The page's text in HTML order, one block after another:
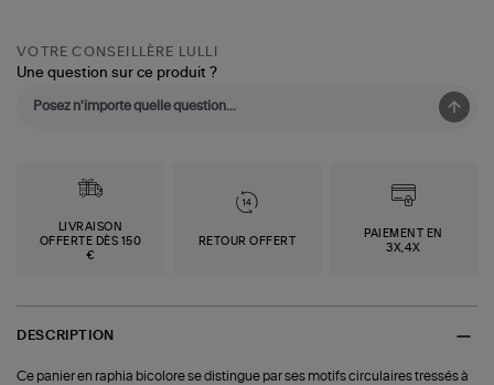
VOTRE CONSEILLÈRE LULLI
Une question sur ce produit ?
LIVRAISON
OFFERTE DÈS 150
€
RETOUR OFFERT
PAIEMENT EN
3X,4X
DESCRIPTION
Ce panier en raphia bicolore se distingue par ses motifs circulaires tressés à